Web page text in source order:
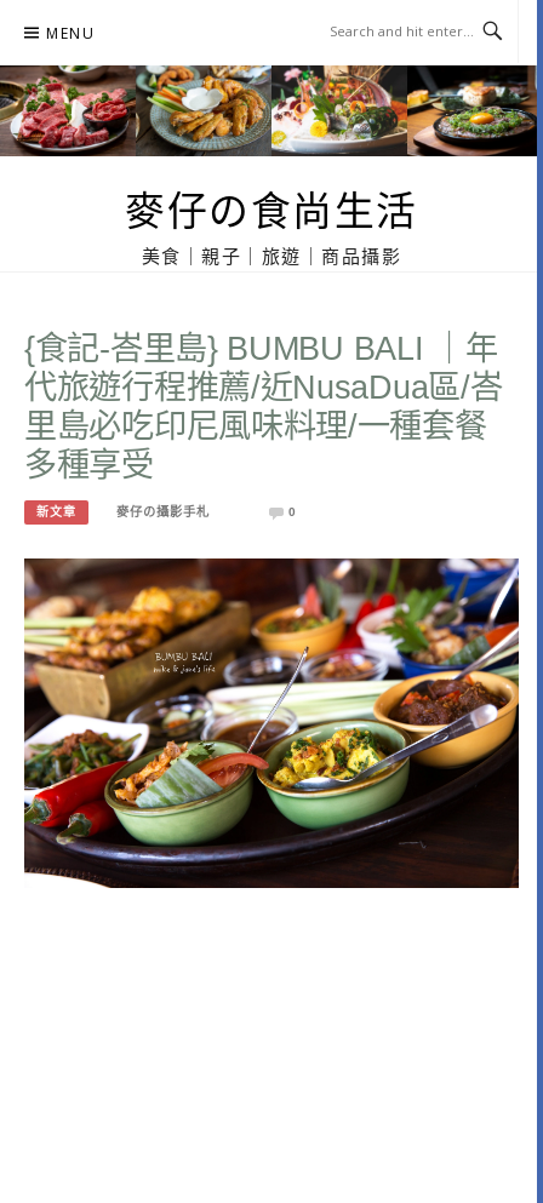
content
MENU
麥仔の食尚生活
美食｜親子｜旅遊｜商品攝影
{食記-峇里島} BUMBU BALI ｜年
代旅遊行程推薦/近NusaDua區/峇
里島必吃印尼風味料理/一種套餐
多種享受
新文章 麥仔の攝影手札 0